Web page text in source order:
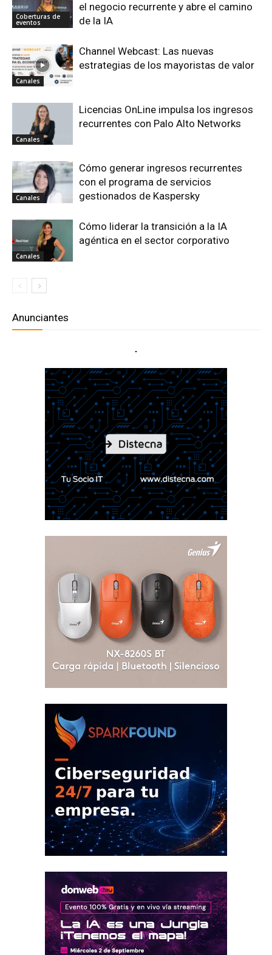
Coberturas de
eventos
el negocio recurrente y abre el camino
de la IA
Canales
Channel Webcast: Las nuevas
estrategias de los mayoristas de valor
Canales
Licencias OnLine impulsa los ingresos
recurrentes con Palo Alto Networks
Canales
Cómo generar ingresos recurrentes
con el programa de servicios
gestionados de Kaspersky
Canales
Cómo liderar la transición a la IA
agéntica en el sector corporativo
Anunciantes